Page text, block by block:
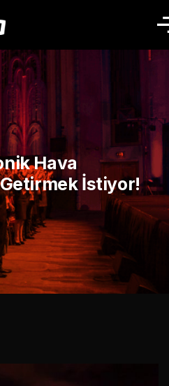
Hava
İstiyor!